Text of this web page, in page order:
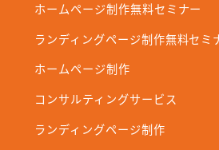
ホームページ制作無料セミナー
ランディングページ制作無料セミ
ホームページ制作
コンサルティングサービス
ランディングページ制作